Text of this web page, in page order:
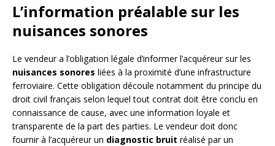
L’information préalable sur les
nuisances sonores
Le vendeur a l’obligation légale d’informer l’acquéreur sur les
nuisances sonores liées à la proximité d’une infrastructure
ferroviaire. Cette obligation découle notamment du principe du
droit civil français selon lequel tout contrat doit être conclu en
connaissance de cause, avec une information loyale et
transparente de la part des parties. Le vendeur doit donc
fournir à l’acquéreur un diagnostic bruit réalisé par un